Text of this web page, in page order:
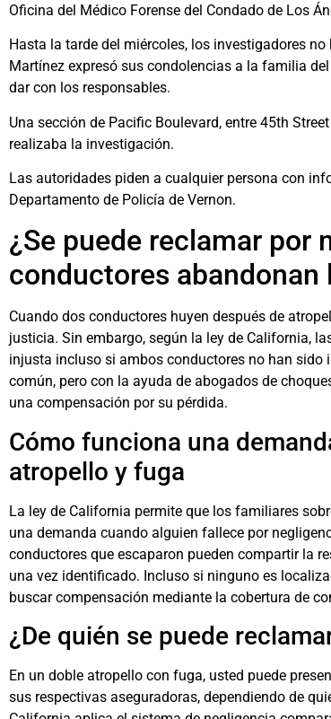
Oficina del Médico Forense del Condado de Los
Hasta la tarde del miércoles, los investigadores
Martínez expresó sus condolencias a la familia
dar con los responsables.
Una sección de Pacific Boulevard, entre 45th
realizaba la investigación.
Las autoridades piden a cualquier persona con
Departamento de Policía de Vernon.
¿Se puede reclamar por
conductores abandonan
Cuando dos conductores huyen después de
justicia. Sin embargo, según la ley de California,
injusta incluso si ambos conductores no han sido
común, pero con la ayuda de abogados de
una compensación por su pérdida.
Cómo funciona una
atropello y fuga
La ley de California permite que los familiares
una demanda cuando alguien fallece por
conductores que escaparon pueden compartir la
una vez identificado. Incluso si ninguno es
buscar compensación mediante la cobertura de
¿De quién se puede
En un doble atropello con fuga, usted puede
sus respectivas aseguradoras, dependiendo de